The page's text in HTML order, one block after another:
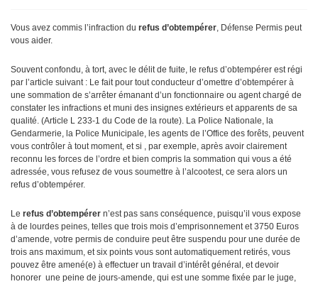
Vous avez commis l’infraction du refus d’obtempérer, Défense Permis peut
vous aider.
Souvent confondu, à tort, avec le délit de fuite, le refus d’obtempérer est régi
par l’article suivant : Le fait pour tout conducteur d’omettre d’obtempérer à
une sommation de s’arrêter émanant d’un fonctionnaire ou agent chargé de
constater les infractions et muni des insignes extérieurs et apparents de sa
qualité. (Article L 233-1 du Code de la route). La Police Nationale, la
Gendarmerie, la Police Municipale, les agents de l’Office des forêts, peuvent
vous contrôler à tout moment, et si , par exemple, après avoir clairement
reconnu les forces de l’ordre et bien compris la sommation qui vous a été
adressée, vous refusez de vous soumettre à l’alcootest, ce sera alors un
refus d’obtempérer.
Le refus d’obtempérer n’est pas sans conséquence, puisqu’il vous expose
à de lourdes peines, telles que trois mois d’emprisonnement et 3750 Euros
d’amende, votre permis de conduire peut être suspendu pour une durée de
trois ans maximum, et six points vous sont automatiquement retirés, vous
pouvez être amené(e) à effectuer un travail d’intérêt général, et devoir
honorer une peine de jours-amende, qui est une somme fixée par le juge,